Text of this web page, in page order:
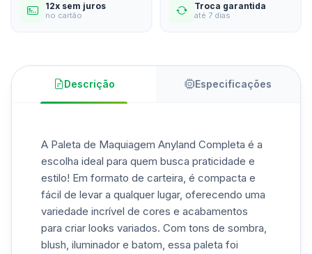
12x sem juros
no cartão
Troca garantida
até 7 dias
Descrição Especificações
A Paleta de Maquiagem Anyland Completa é a
escolha ideal para quem busca praticidade e
estilo! Em formato de carteira, é compacta e
fácil de levar a qualquer lugar, oferecendo uma
variedade incrível de cores e acabamentos
para criar looks variados. Com tons de sombra,
blush, iluminador e batom, essa paleta foi